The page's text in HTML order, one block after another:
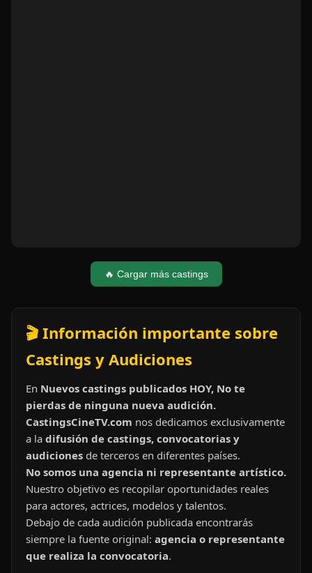
🔥 Cargar más castings
🎬 Información importante sobre
Castings y Audiciones
En Nuevos castings publicados HOY, No te
pierdas de ninguna nueva audición.
CastingsCineTV.com nos dedicamos exclusivamente
a la difusión de castings, convocatorias y
audiciones de terceros en diferentes países.
No somos una agencia ni representante artístico.
Nuestro objetivo es recopilar oportunidades reales
para actores, actrices, modelos y talentos.
Debajo de cada audición publicada encontrarás
siempre la fuente original: agencia o representante
que realiza la convocatoria.